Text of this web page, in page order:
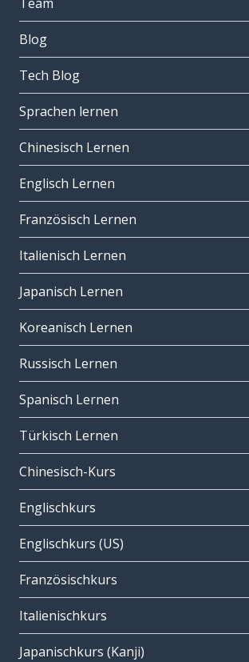
Blog
Tech Blog
Sprachen lernen
Chinesisch Lernen
Englisch Lernen
Französisch Lernen
Italienisch Lernen
Japanisch Lernen
Koreanisch Lernen
Russisch Lernen
Spanisch Lernen
Türkisch Lernen
Chinesisch-Kurs
Englischkurs
Englischkurs (US)
Französischkurs
Italienischkurs
Japanischkurs (Kanji)